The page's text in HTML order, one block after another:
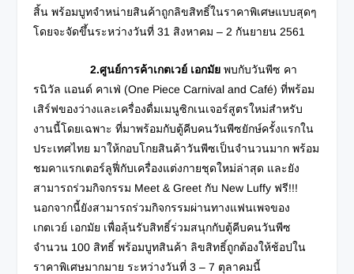
สิ้น พร้อมบูทจำหน่ายสินค้าถูกลิขสิทธิ์ในราคาพิเศษแบบสุดๆ
โดยจะจัดขึ้นระหว่างวันที่ 31 สิงหาคม – 2 กันยายน 2561
2.ศูนย์การค้าเกตเวย์ เอกมัย พบกับวันพีซ คา
รนิวัล แอนด์ คาเฟ่ (One Piece Carnival and Café) ที่พร้อม
เสิร์ฟของว่างและเครื่องดื่มเมนูซิกเนเจอร์สูตรใหม่สำหรับ
งานนี้โดยเฉพาะ ที่มาพร้อมกับตู้คีบคนวันพีซยักษ์ครั้งแรกใน
ประเทศไทย มาให้กอบโกยสินค้าวันพีซเป็นจำนวนมาก พร้อม
ชมคาแรกเตอร์ลูฟี่กับเครื่องแต่งกายชุดใหม่ล่าสุด และยัง
สามารถร่วมกิจกรรม Meet & Greet กับ New Luffy ฟรี!!!
นอกจากนี้ยังสามารถร่วมกิจกรรมผ่านทางแฟนเพจของ
เกตเวย์ เอกมัย เพื่อลุ้นรับสิทธิ์ร่วมสนุกกับตู้คีบคนวันพีซ
จำนวน 100 สิทธิ์ พร้อมบูทสินค้า ลิขสิทธิ์ถูกต้องให้ช้อปใน
ราคาพิเศษมากมาย ระหว่างวันที่ 3 – 7 ตุลาคมนี้